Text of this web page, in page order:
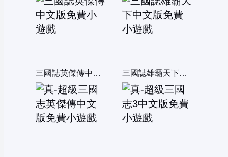
三國誌英傑傳中文版 三國誌雄霸天下中文版